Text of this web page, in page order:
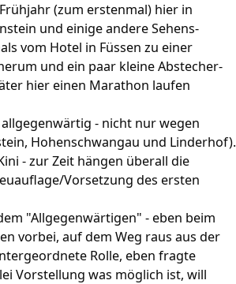
(zum erstenmal) hier in
und einige andere Sehens-
vom Hotel in Füssen zu einer
und ein paar kleine Abstecher-
hier einen Marathon laufen
- nicht nur wegen
Hohenschwangau und Linderhof).
- zur Zeit hängen überall die
Vorsetzung des ersten
"Allgegenwärtigen" - eben beim
vorbei, auf dem Weg raus aus der
Rolle, eben fragte
Vorstellung was möglich ist, will